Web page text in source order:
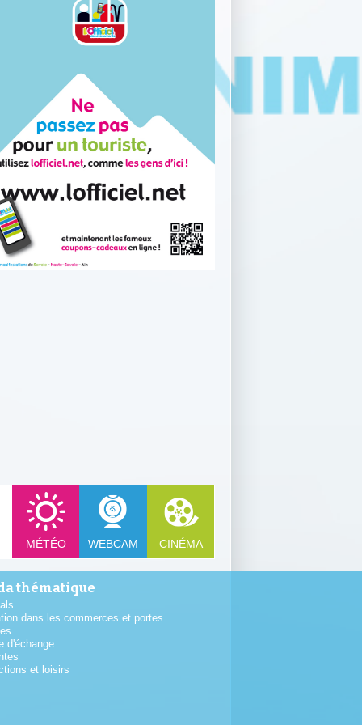
MÉTÉO WEBCAM CINÉMA
thématique
dans les commerces et portes
d'échange
et loisirs